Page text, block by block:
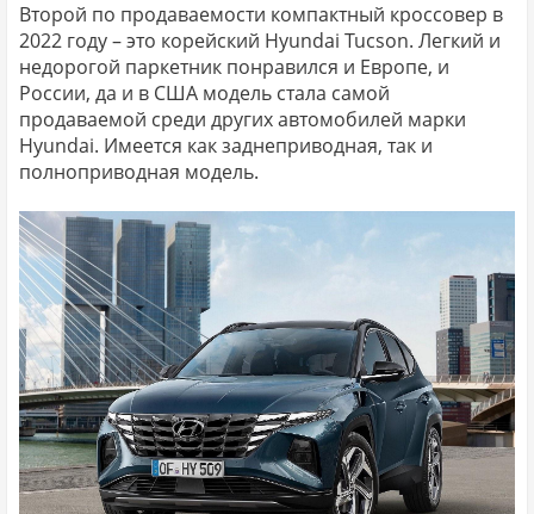
Второй по продаваемости компактный кроссовер в
2022 году – это корейский Hyundai Tucson. Легкий и
недорогой паркетник понравился и Европе, и
России, да и в США модель стала самой
продаваемой среди других автомобилей марки
Hyundai. Имеется как заднеприводная, так и
полноприводная модель.